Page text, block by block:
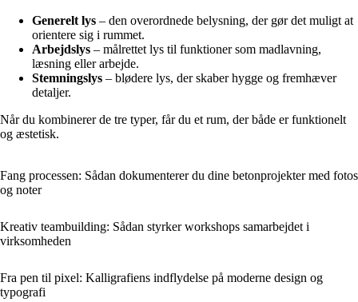
Generelt lys – den overordnede belysning, der gør det muligt at
orientere sig i rummet.
Arbejdslys – målrettet lys til funktioner som madlavning,
læsning eller arbejde.
Stemningslys – blødere lys, der skaber hygge og fremhæver
detaljer.
Når du kombinerer de tre typer, får du et rum, der både er funktionelt
og æstetisk.
Fang processen: Sådan dokumenterer du dine betonprojekter med fotos
og noter
Kreativ teambuilding: Sådan styrker workshops samarbejdet i
virksomheden
Fra pen til pixel: Kalligrafiens indflydelse på moderne design og
typografi